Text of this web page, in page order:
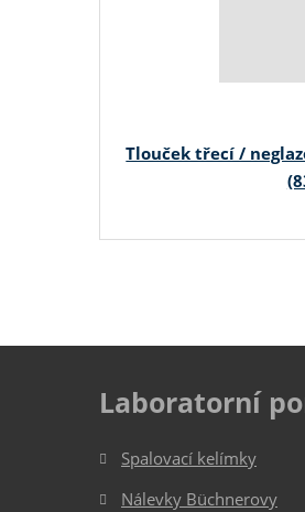
Tlouček třecí /
Laboratorní
Spalovací kelímky
Nálevky Büchnerovy